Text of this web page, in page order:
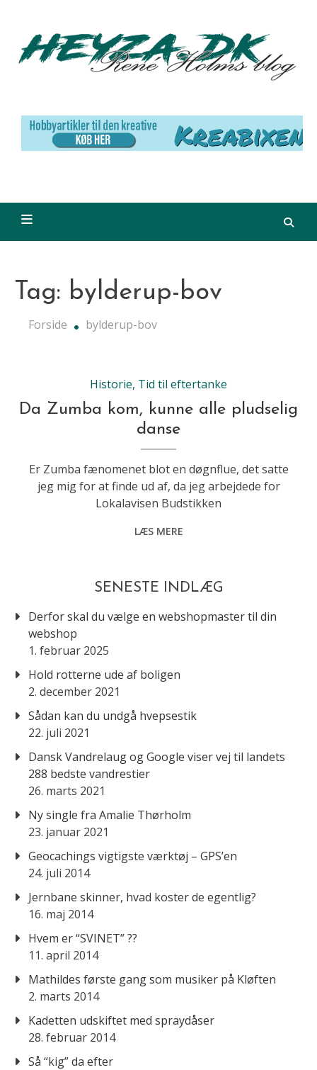
content
Tag: bylderup-bov
Forside bylderup-bov
Historie, Tid til eftertanke
Da Zumba kom, kunne alle pludselig
danse
Er Zumba fænomenet blot en døgnflue, det satte
jeg mig for at finde ud af, da jeg arbejdede for
Lokalavisen Budstikken
LÆS MERE
SENESTE INDLÆG
Derfor skal du vælge en webshopmaster til din
webshop
1. februar 2025
Hold rotterne ude af boligen
2. december 2021
Sådan kan du undgå hvepsestik
22. juli 2021
Dansk Vandrelaug og Google viser vej til landets
288 bedste vandrestier
26. marts 2021
Ny single fra Amalie Thørholm
23. januar 2021
Geocachings vigtigste værktøj – GPS’en
24. juli 2014
Jernbane skinner, hvad koster de egentlig?
16. maj 2014
Hvem er “SVINET” ??
11. april 2014
Mathildes første gang som musiker på Kløften
2. marts 2014
Kadetten udskiftet med spraydåser
28. februar 2014
Så “kig” da efter